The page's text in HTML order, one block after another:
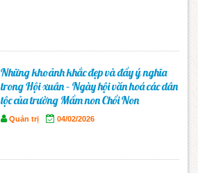
Những khoảnh khắc đẹp và đầy ý nghĩa
trong Hội xuân – Ngày hội văn hoá các dân
tộc của trường Mầm non Chồi Non
Quản trị 04/02/2026